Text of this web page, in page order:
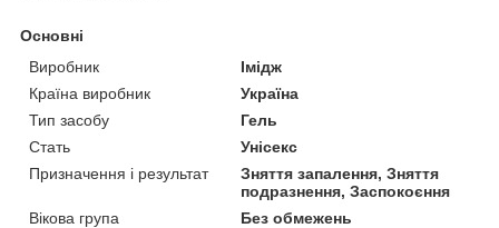
Основні
Виробник
Імідж
Країна виробник
Україна
Тип засобу
Гель
Стать
Унісекс
Призначення і результат
Зняття запалення, Зняття
подразнення, Заспокоєння
Вікова група
Без обмежень